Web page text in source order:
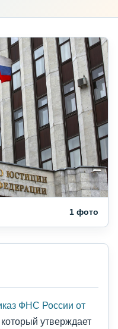
1 фото
ФНС России от
который утверждает